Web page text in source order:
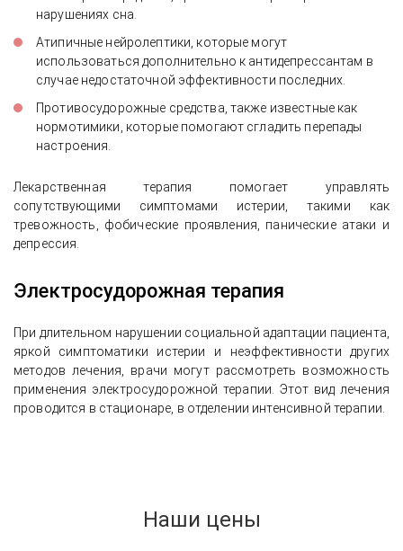
нарушениях сна.
Атипичные нейролептики, которые могут
использоваться дополнительно к антидепрессантам в
случае недостаточной эффективности последних.
Противосудорожные средства, также известные как
нормотимики, которые помогают сгладить перепады
настроения.
Лекарственная терапия помогает управлять
сопутствующими симптомами истерии, такими как
тревожность, фобические проявления, панические атаки и
депрессия.
Электросудорожная терапия
При длительном нарушении социальной адаптации пациента,
яркой симптоматики истерии и неэффективности других
методов лечения, врачи могут рассмотреть возможность
применения электросудорожной терапии. Этот вид лечения
проводится в стационаре, в отделении интенсивной терапии.
Наши цены